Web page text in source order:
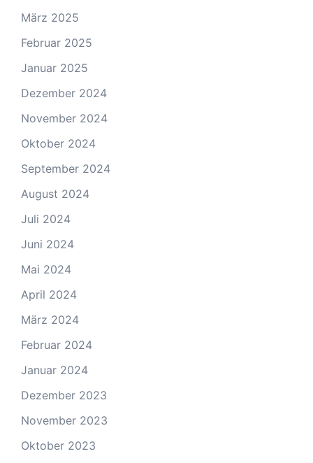
März 2025
Februar 2025
Januar 2025
Dezember 2024
November 2024
Oktober 2024
September 2024
August 2024
Juli 2024
Juni 2024
Mai 2024
April 2024
März 2024
Februar 2024
Januar 2024
Dezember 2023
November 2023
Oktober 2023